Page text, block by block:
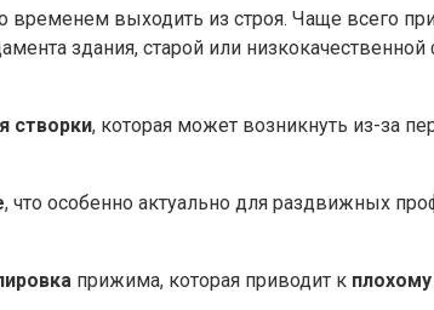
выходить из строя. Чаще всего
здания, старой или
створки, которая может возникнуть из-за
, что особенно актуально для раздвижных
прижима, которая приводит к